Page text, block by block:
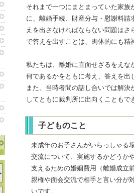
それまで一つにまとまっていた家
に、離婚手続、財産分与・慰謝料
えを出さなければならない問題は
で答えを出すことは、肉体的にも精
私たちは、離婚に直面せざるをえ
何であるかをともに考え、答えを出
また、当時者間の話し合いでは解
してともに裁判所に出向くこともで
子どものこと
未成年のお子さんがいらっしゃる
交流について、実施するかどうか
支えるための婚姻費用（離婚成立
親権や面会交流で相手と言い分が
いです。